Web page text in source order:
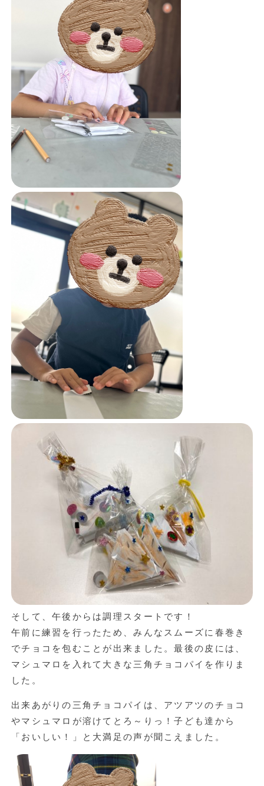
そして、午後からは調理スタートです！
午前に練習を行ったため、みんなスムーズに春巻き
でチョコを包むことが出来ました。最後の皮には、
マシュマロを入れて大きな三角チョコパイを作りま
した。
出来あがりの三角チョコパイは、アツアツのチョコ
やマシュマロが溶けてとろ～りっ！子ども達から
「おいしい！」と大満足の声が聞こえました。